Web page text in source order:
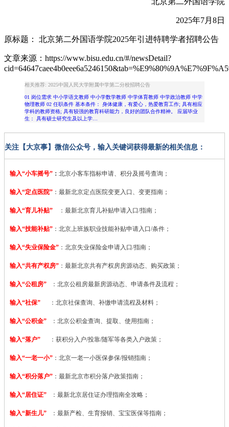
2025年7月8日
原标题： ​北京第二外国语学院2025年引进特聘学者招聘公告
文章来源：https://www.bisu.edu.cn/#/newsDetail?
相关推荐: 2025中国人民大学附属中学第二分校招聘公告
01 岗位需求 中小学语文教师 中小学数学教师 中学体育教师 中学政治教师 中学
物理教师 02 任职条件 基本条件： 身体健康，有爱心，热爱教育工作; 具有相应
学科的教师资格; 具有较强的教育科研能力，良好的团队合作精神。 应届毕业
生： 具有硕士研究生及以上学…
关注【大京事】微信公众号，输入关键词获得最新的相关信息：
输入“小车摇号” ： 北京小客车指标申请、积分及摇号查询；
输入“定点医院” ： 最新北京定点医院变更入口、变更指南；
输入“育儿补贴” ：最新北京育儿补贴申请入口/指南；
输入“技能补贴” ： 北京上班族职业技能补贴申请入口/条件；
输入“失业保险金” ：北京失业保险金申请入口/指南；
输入“共有产权房” ：最新北京共有产权房房源动态、购买政策；
输入“公租房” ：北京公租房最新房源动态、申请条件及流程；
输入“社保” ：北京社保查询、补缴申请流程及材料；
输入“公积金” ：北京公积金查询、提取、使用指南；
输入“落户” ：获积分入户/投靠/随军等各类入户政策；
输入“一老一小” ：北京一老一小医保参保/报销指南；
输入“积分落户” ：最新北京市积分落户政策指南；
输入“居住证” ：最新北京居住证办理指南全攻略；
输入“新生儿” ：最新产检、生育报销、宝宝医保等指南；